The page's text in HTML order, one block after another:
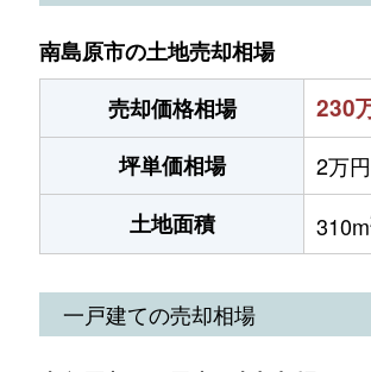
南島原市の土地売却相場
売却価格相場
230
坪単価相場
2万円
土地面積
310m
一戸建ての売却相場